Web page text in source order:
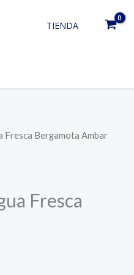
TIENDA
Fresca Bergamota Ambar
Fresca